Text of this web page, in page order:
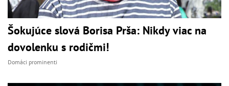
Šokujúce slová Borisa Prša: Nikdy viac na
dovolenku s rodičmi!
Domáci prominenti